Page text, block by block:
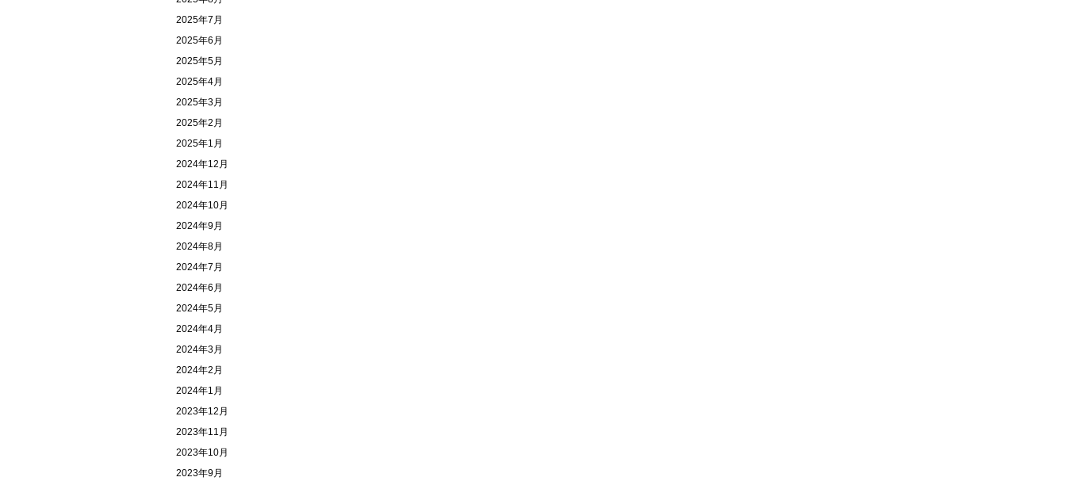
2025年7月
2025年6月
2025年5月
2025年4月
2025年3月
2025年2月
2025年1月
2024年12月
2024年11月
2024年10月
2024年9月
2024年8月
2024年7月
2024年6月
2024年5月
2024年4月
2024年3月
2024年2月
2024年1月
2023年12月
2023年11月
2023年10月
2023年9月